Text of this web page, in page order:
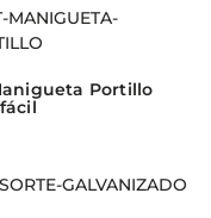
Portillo